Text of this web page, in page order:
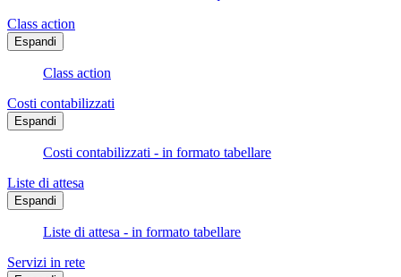
Class action
Espandi
Class action
Costi contabilizzati
Espandi
Costi contabilizzati - in formato tabellare
Liste di attesa
Espandi
Liste di attesa - in formato tabellare
Servizi in rete